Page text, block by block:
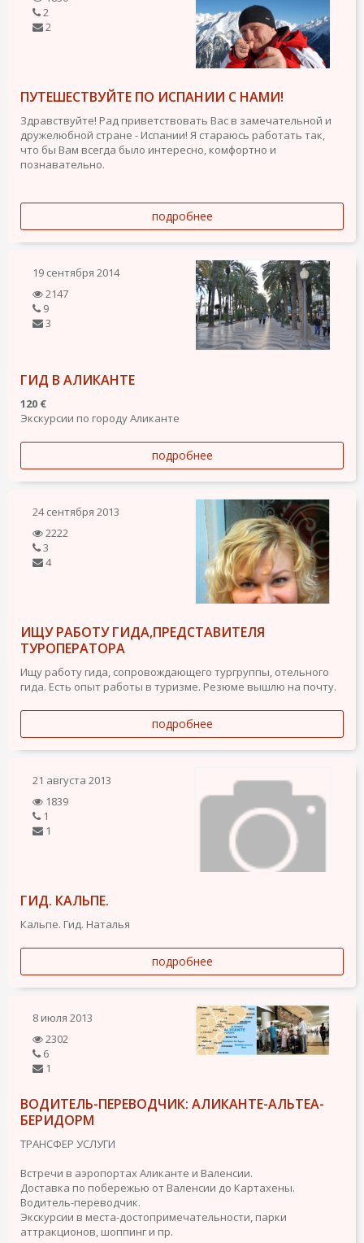
2
2
ПУТЕШЕСТВУЙТЕ ПО ИСПАНИИ С НАМИ!
Здравствуйте! Рад приветствовать Вас в замечательной и
дружелюбной стране - Испании! Я стараюсь работать так,
что бы Вам всегда было интересно, комфортно и
познавательно.
подробнее
19 сентября 2014
2147
9
3
ГИД В АЛИКАНТЕ
120 €
Экскурсии по городу Аликанте
подробнее
24 сентября 2013
2222
3
4
ИЩУ РАБОТУ ГИДА,ПРЕДСТАВИТЕЛЯ
ТУРОПЕРАТОРА
Ищу работу гида, сопровождающего тургруппы, отельного
гида. Есть опыт работы в туризме. Резюме вышлю на почту.
подробнее
21 августа 2013
1839
1
1
ГИД. КАЛЬПЕ.
Кальпе. Гид. Наталья
подробнее
8 июля 2013
2302
6
1
ВОДИТЕЛЬ-ПЕРЕВОДЧИК: АЛИКАНТЕ-АЛЬТЕА-
БЕРИДОРМ
ТРАНСФЕР УСЛУГИ
Встречи в аэропортах Аликанте и Валенсии.
Доставка по побережью от Валенсии до Картахены.
Водитель-переводчик.
Экскурсии в места-достопримечательности, парки
аттракционов, шоппинг и пр.